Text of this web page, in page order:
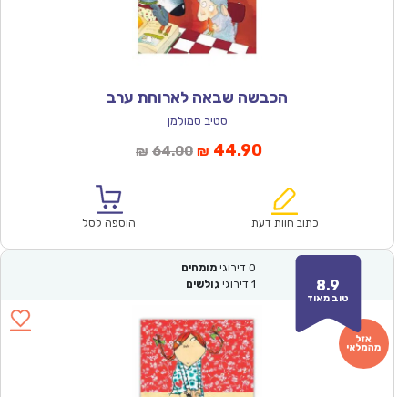
הכבשה שבאה לארוחת ערב
סטיב סמולמן
₪ 64.00המחיר
₪64.00.
₪ 44.90המחיר
הוא:
כתוב חוות דעת הוספה לסל
8.9
טוב מאוד
0 דירוגי מומחים
1 דירוגי גולשים